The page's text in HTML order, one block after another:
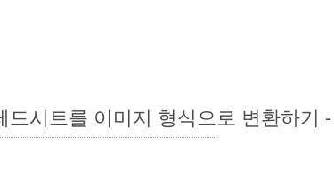
드시트를 이미지 형식으로 변환하기